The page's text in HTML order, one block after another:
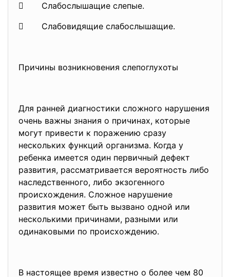
 Слабослышащие слепые.
 Слабовидящие слабослышащие.
Причины возникновения слепоглухоты
Для ранней диагностики сложного нарушения
очень важны знания о причинах, которые
могут привести к поражению сразу
нескольких функций организма. Когда у
ребенка имеется один первичный дефект
развития, рассматривается вероятность либо
наследственного, либо экзогенного
происхождения. Сложное нарушение
развития может быть вызвано одной или
несколькими причинами, разными или
одинаковыми по происхождению.
В настоящее время известно о более чем 80